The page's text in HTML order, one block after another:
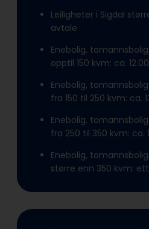
Leiligheter i Sigdal
avtale
Enebolig,
opptil 150 kvm: ca.
Enebolig,
fra 150 til 250 kvm: ca.
Enebolig,
fra 250 til 350 kvm: ca.
Enebolig,
større enn 350 kvm: